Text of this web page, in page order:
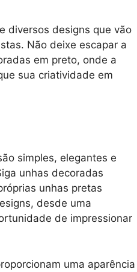
diversos designs que vão
Não deixe escapar a
em preto, onde a
sua criatividade em
simples, elegantes e
unhas decoradas
unhas pretas
desde uma
de impressionar
uma aparência